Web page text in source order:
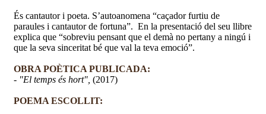
És cantautor i poeta. S’autoanomena “caçador furtiu de
paraules i cantautor de fortuna”. En la presentació del seu llibre
explica que “sobreviu pensant que el demà no pertany a ningú i
que la seva sinceritat bé que val la teva emoció”.
OBRA POÈTICA PUBLICADA:
- "El temps és hort", (2017)
POEMA ESCOLLIT: